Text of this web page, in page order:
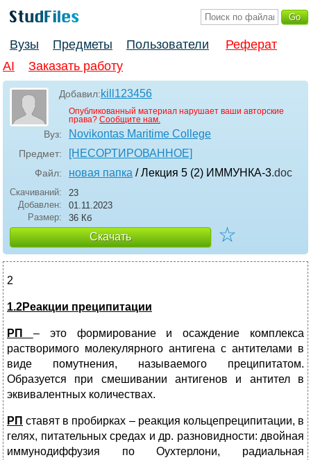
Вузы Предметы Пользователи
Реферат
AI
Заказать работу
Добавил:kill123456
Опубликованный материал нарушает ваши авторские
права? Сообщите нам.
Вуз: Novikontas Maritime College
Предмет: [НЕСОРТИРОВАННОЕ]
Файл: новая папка / Лекция 5 (2) ИММУНКА-3.doc
Скачиваний:
23
Добавлен:
01.11.2023
Размер:
36 Кб
Скачать ☆
2
1.2Реакции преципитации
РП – это формирование и осаждение комплекса
растворимого молекулярного антигена с антителами в
виде помутнения, называемого преципитатом.
Образуется при смешивании антигенов и антител в
эквивалентных количествах.
РП ставят в пробирках – реакция кольцепреципитации, в
гелях, питательных средах и др. разновидности: двойная
иммунодиффузия по Оухтерлони, радиальная